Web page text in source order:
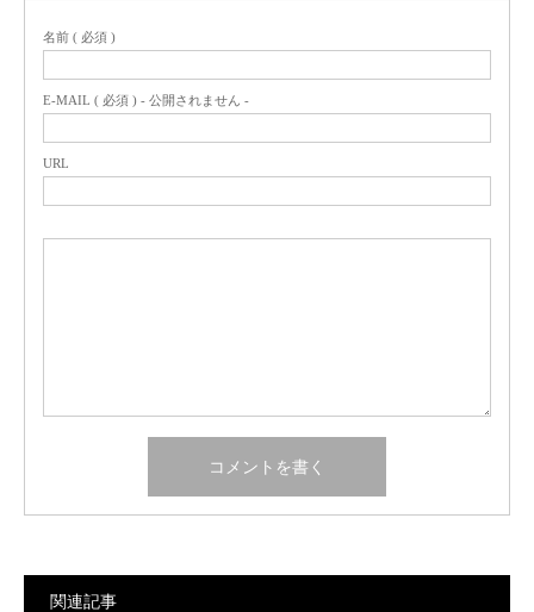
名前 ( 必須 )
E-MAIL ( 必須 ) - 公開されません -
URL
関連記事